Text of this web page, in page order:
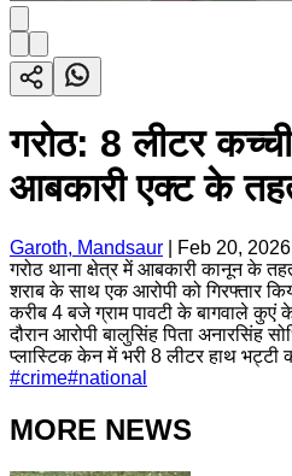
गरोठ: 8 लीटर
आबकारी एक्ट के
Garoth, Mandsaur
Feb 20, 2026
गरोठ थाना क्षेत्र में आबकारी कानून के
शराब के साथ एक आरोपी को गिरफ्तार
करीब 4 बजे ग्राम पावटी के बागवाले कुएं
दौरान आरोपी बालुसिंह पिता अनारसिंह
प्लास्टिक केन में भरी 8 लीटर हाथ भट्टी
#crime#national
MORE NEWS